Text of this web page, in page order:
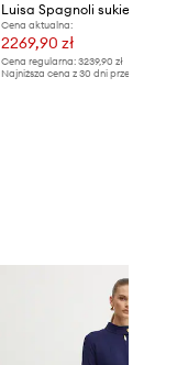
Cena aktualna:
2269,90 zł
Cena regularna: 3239,90 zł
Najniższa cena z 30 dni przed obniżką: